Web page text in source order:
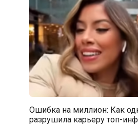
Ошибка на миллион: Как
разрушила карьеру топ-